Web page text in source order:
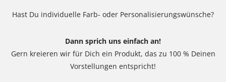
Hast Du individuelle Farb- oder Personalisierungswünsche?
Dann sprich uns einfach an!
Gern kreieren wir für Dich ein Produkt, das zu 100 % Deinen
Vorstellungen entspricht!